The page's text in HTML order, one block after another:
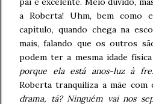
a Roberta! Uhm, bem como
capítulo, quando chega na
mais, falando que os outros
podem ter a mesma idade
porque ela está anos-luz à
Roberta tranquiliza a mãe com
drama, tá? Ninguém vai nos